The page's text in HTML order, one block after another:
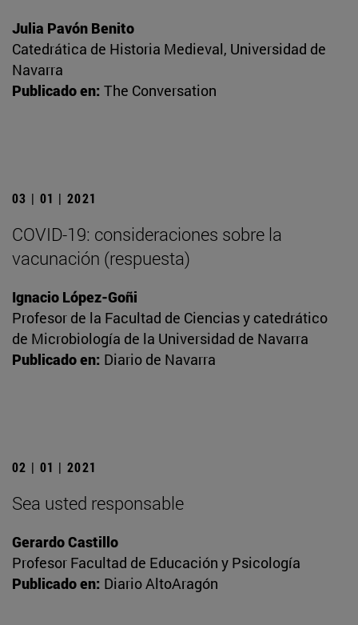
Julia Pavón Benito
Catedrática de Historia Medieval, Universidad de
Navarra
Publicado en: The Conversation
03 | 01 | 2021
COVID-19: consideraciones sobre la
vacunación (respuesta)
Ignacio López-Goñi
Profesor de la Facultad de Ciencias y catedrático
de Microbiología de la Universidad de Navarra
Publicado en: Diario de Navarra
02 | 01 | 2021
Sea usted responsable
Gerardo Castillo
Profesor Facultad de Educación y Psicología
Publicado en: Diario AltoAragón